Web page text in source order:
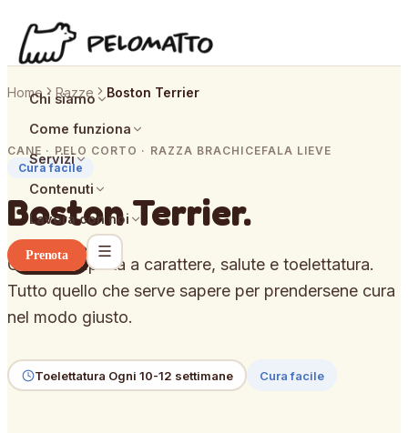
Chi siamo
Come funziona
Servizi
Contenuti
Lavora con noi
Prenota
Home Razze Boston Terrier
CANE · PELO CORTO · RAZZA BRACHICEFALA LIEVE
Cura facile
Boston Terrier.
Guida completa a carattere, salute e toelettatura.
Tutto quello che serve sapere per prendersene cura
nel modo giusto.
Toelettatura Ogni 10-12 settimane Cura facile